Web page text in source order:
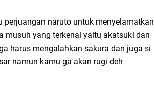
naruto untuk menyelamatkan
musuh yang terkenal yaitu akatsuki dan
harus mengalahkan sakura dan juga si
namun kamu ga akan rugi deh